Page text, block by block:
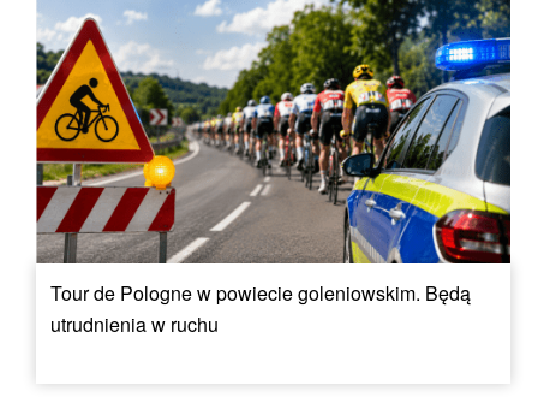
Tour de Pologne w powiecie goleniowskim. Będą
utrudnienia w ruchu